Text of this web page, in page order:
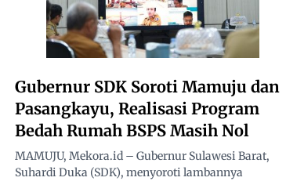
Gubernur SDK Soroti Mamuju dan
Pasangkayu, Realisasi Program
Bedah Rumah BSPS Masih Nol
MAMUJU, Mekora.id – Gubernur Sulawesi Barat,
Suhardi Duka (SDK), menyoroti lambannya